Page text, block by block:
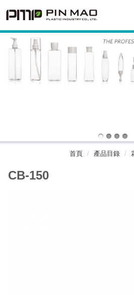
首頁 產品目錄
CB-150